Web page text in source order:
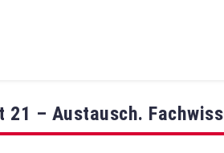
– Austausch.